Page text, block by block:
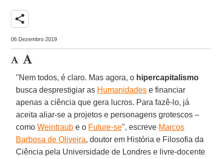
share
06 Dezembro 2019
"Nem todos, é claro. Mas agora, o hipercapitalismo
busca desprestigiar as Humanidades e financiar
apenas a ciência que gera lucros. Para fazê-lo, já
aceita aliar-se a projetos e personagens grotescos –
comoWeintraub e o Future-se", escreve Marcos
Barbosa de Oliveira, doutor em História e Filosofia da
Ciência pela Universidade de Londres e livre-docente